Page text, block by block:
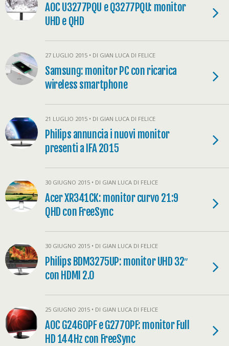
AOC U3277PQU e Q3277PQU: monitor
UHD e QHD
27 LUGLIO 2015 • DI GIAN LUCA DI FELICE
Samsung: monitor PC con ricarica
wireless smartphone
21 LUGLIO 2015 • DI GIAN LUCA DI FELICE
Philips annuncia i nuovi monitor
presenti a IFA 2015
30 GIUGNO 2015 • DI GIAN LUCA DI FELICE
Acer XR341CK: monitor curvo 21:9
QHD con FreeSync
30 GIUGNO 2015 • DI GIAN LUCA DI FELICE
Philips BDM3275UP: monitor UHD 32″
con HDMI 2.0
25 GIUGNO 2015 • DI GIAN LUCA DI FELICE
AOC G2460PF e G2770PF: monitor Full
HD 144Hz con FreeSync